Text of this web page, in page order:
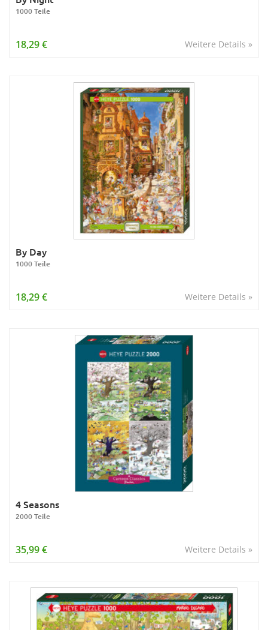
1000 Teile
Weitere Details »
18,29 €
By Day
1000 Teile
Weitere Details »
18,29 €
4 Seasons
2000 Teile
Weitere Details »
35,99 €